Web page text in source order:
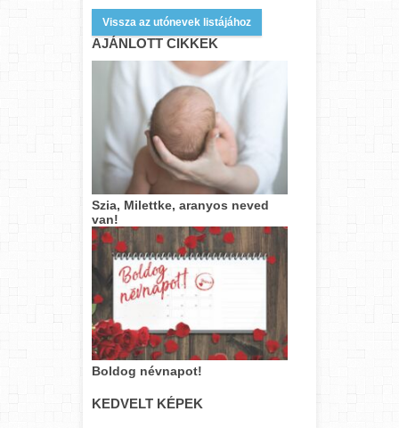
Vissza az utónevek listájához
AJÁNLOTT CIKKEK
Szia, Milettke, aranyos neved
van!
Boldog névnapot!
KEDVELT KÉPEK